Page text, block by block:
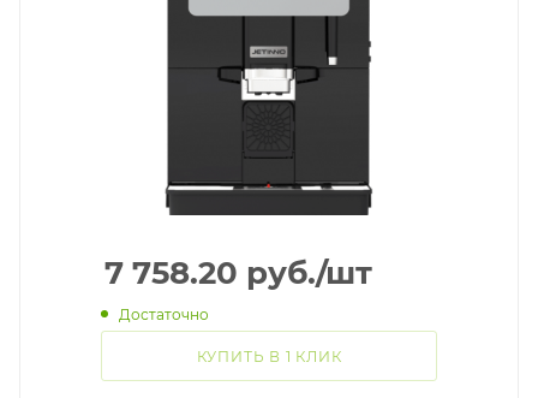
7 758.20 руб./шт
Достаточно
КУПИТЬ В 1 КЛИК